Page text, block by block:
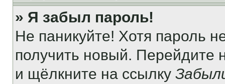
» Я забыл пароль!
Не паникуйте! Хотя пароль
получить новый. Перейдите
и щёлкните на ссылку